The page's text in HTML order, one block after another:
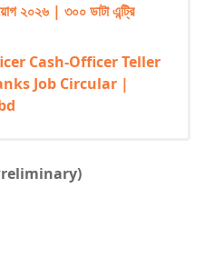
২০২৬ | ৩০০ ডাটা এন্ট্রি
Cash-Officer Teller
Job Circular |
Preliminary)